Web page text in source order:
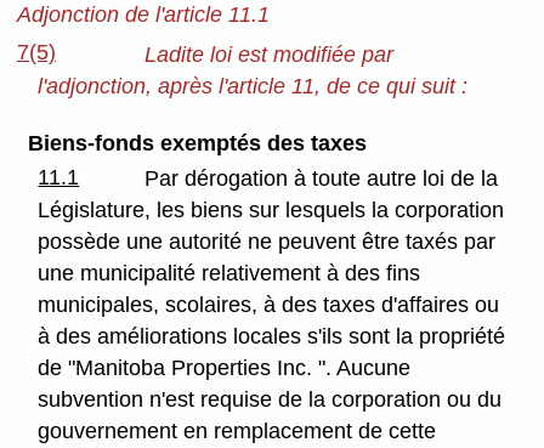
Adjonction de l'article 11.1
7(5)
Ladite loi est modifiée par
l'adjonction, après l'article 11, de ce qui suit :
Biens-fonds exemptés des taxes
11.1
Par dérogation à toute autre loi de la
Législature, les biens sur lesquels la corporation
possède une autorité ne peuvent être taxés par
une municipalité relativement à des fins
municipales, scolaires, à des taxes d'affaires ou
à des améliorations locales s'ils sont la propriété
de "Manitoba Properties Inc. ". Aucune
subvention n'est requise de la corporation ou du
gouvernement en remplacement de cette